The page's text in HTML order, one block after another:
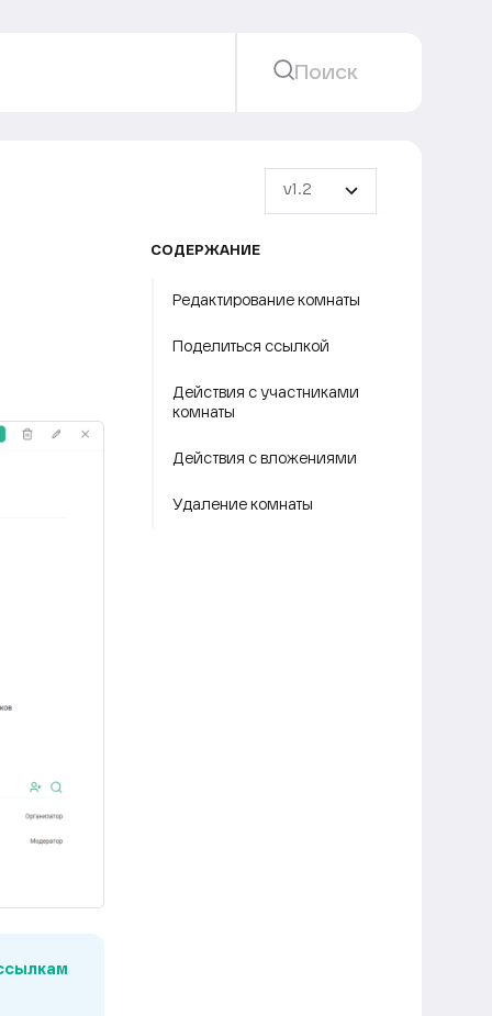
Поиск
v1.2
СОДЕРЖАНИЕ
Редактирование комнаты
Поделиться ссылкой
Действия с участниками
комнаты
Действия с вложениями
Удаление комнаты